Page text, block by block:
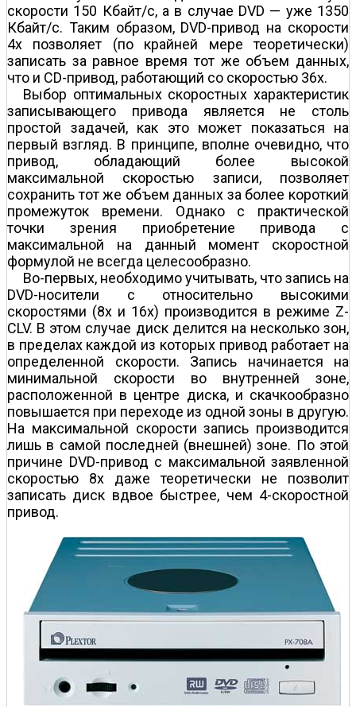
скорости 150 Кбайт/с, а в случае DVD — уже 1350
Кбайт/с. Таким образом, DVD-привод на скорости
4х позволяет (по крайней мере теоретически)
записать за равное время тот же объем данных,
что и CD-привод, работающий со скоростью 36х.
Выбор оптимальных скоростных характеристик
записывающего привода является не столь
простой задачей, как это может показаться на
первый взгляд. В принципе, вполне очевидно, что
привод, обладающий более высокой
максимальной скоростью записи, позволяет
сохранить тот же объем данных за более короткий
промежуток времени. Однако с практической
точки зрения приобретение привода с
максимальной на данный момент скоростной
формулой не всегда целесообразно.
Во-первых, необходимо учитывать, что запись на
DVD-носители с относительно высокими
скоростями (8х и 16х) производится в режиме Z-
CLV. В этом случае диск делится на несколько зон,
в пределах каждой из которых привод работает на
определенной скорости. Запись начинается на
минимальной скорости во внутренней зоне,
расположенной в центре диска, и скачкообразно
повышается при переходе из одной зоны в другую.
На максимальной скорости запись производится
лишь в самой последней (внешней) зоне. По этой
причине DVD-привод с максимальной заявленной
скоростью 8х даже теоретически не позволит
записать диск вдвое быстрее, чем 4-скоростной
привод.